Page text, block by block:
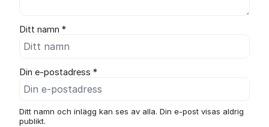
Ditt namn *
Din e-postadress *
Ditt namn och inlägg kan ses av alla. Din e-post visas aldrig
publikt.